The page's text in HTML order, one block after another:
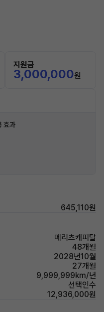
지원금
3,000,000원
효과
645,110원
메리츠캐피탈
48개월
2028년10월
27개월
9,999,999km/년
선택인수
12,936,000원